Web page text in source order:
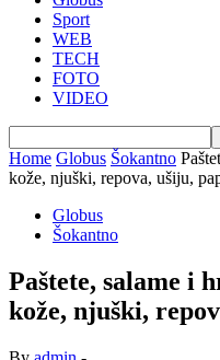
Sport
WEB
TECH
FOTO
VIDEO
Home Globus Šokantno
kože, njuški, repova, ušiju,
Globus
Šokantno
Paštete, salame i
kože, njuški,